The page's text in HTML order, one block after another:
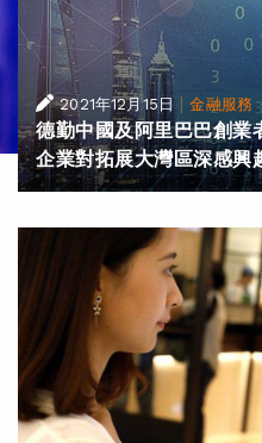
2021年12月15日 |金融服務
德勤中國及阿里巴巴創業
企業對拓展大灣區深感興